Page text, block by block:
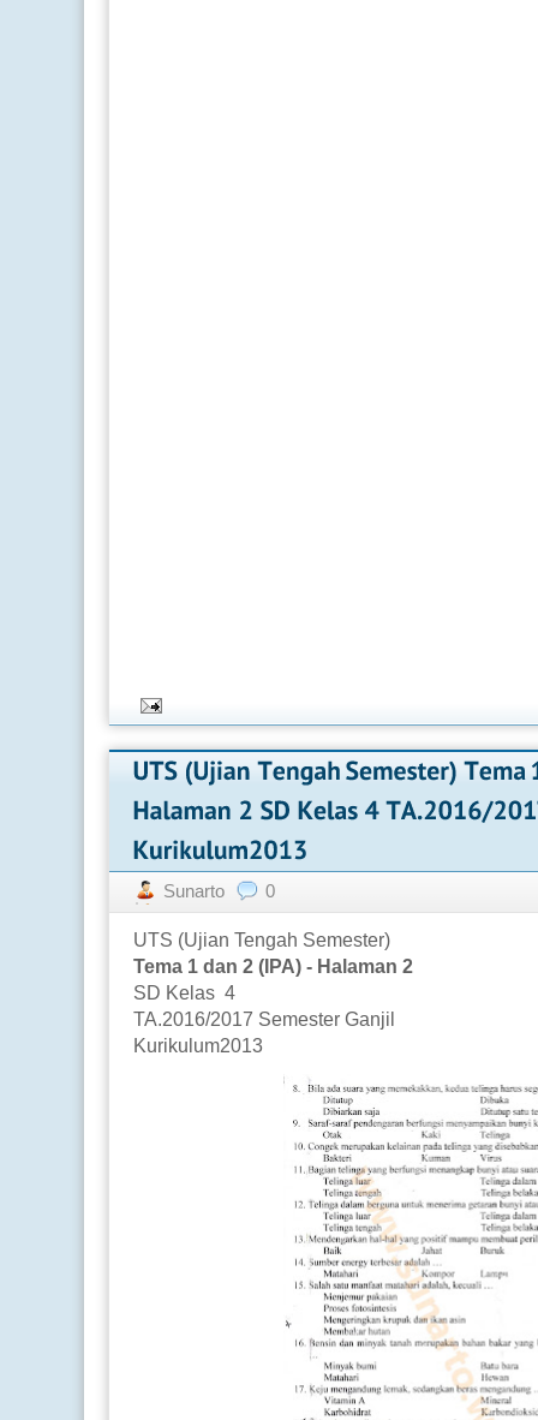
Sunarto 0
UTS (Ujian Tengah Semester)
Tema 1 dan 2 (IPA) - Halaman 2
SD Kelas 4
TA.2016/2017 Semester Ganjil
Kurikulum2013